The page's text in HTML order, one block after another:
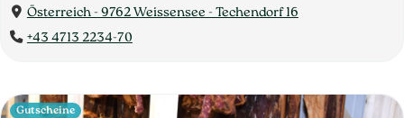
Österreich - 9762 Weissensee - Techendorf 16
+43 4713 2234-70
Gutscheine